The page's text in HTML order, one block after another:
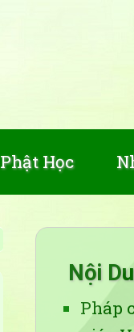
Phật Học
Nội
Pháp